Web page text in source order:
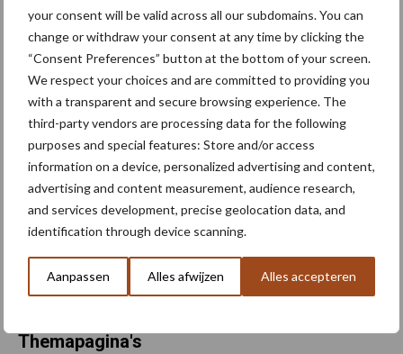
your consent will be valid across all our subdomains. You can
change or withdraw your consent at any time by clicking the
“Consent Preferences” button at the bottom of your screen.
We respect your choices and are committed to providing you
with a transparent and secure browsing experience. The
third-party vendors are processing data for the following
purposes and special features: Store and/or access
information on a device, personalized advertising and content,
advertising and content measurement, audience research,
and services development, precise geolocation data, and
identification through device scanning.
Aanpassen Alles afwijzen Alles accepteren
NVWA roept telers op om
scherp te blijven op
aardappelmoeheid
AI-technologie versnelt
analyse van
aardappelcystenaaltjes
Themapagina's